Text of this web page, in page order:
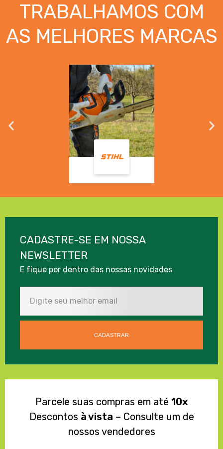
TRABALHAMOS COM
AS MELHORES MARCAS
CADASTRE-SE EM NOSSA
NEWSLETTER
E fique por dentro das nossas novidades
Parcele suas compras em até 10x
Descontos à vista – Consulte um de
nossos vendedores